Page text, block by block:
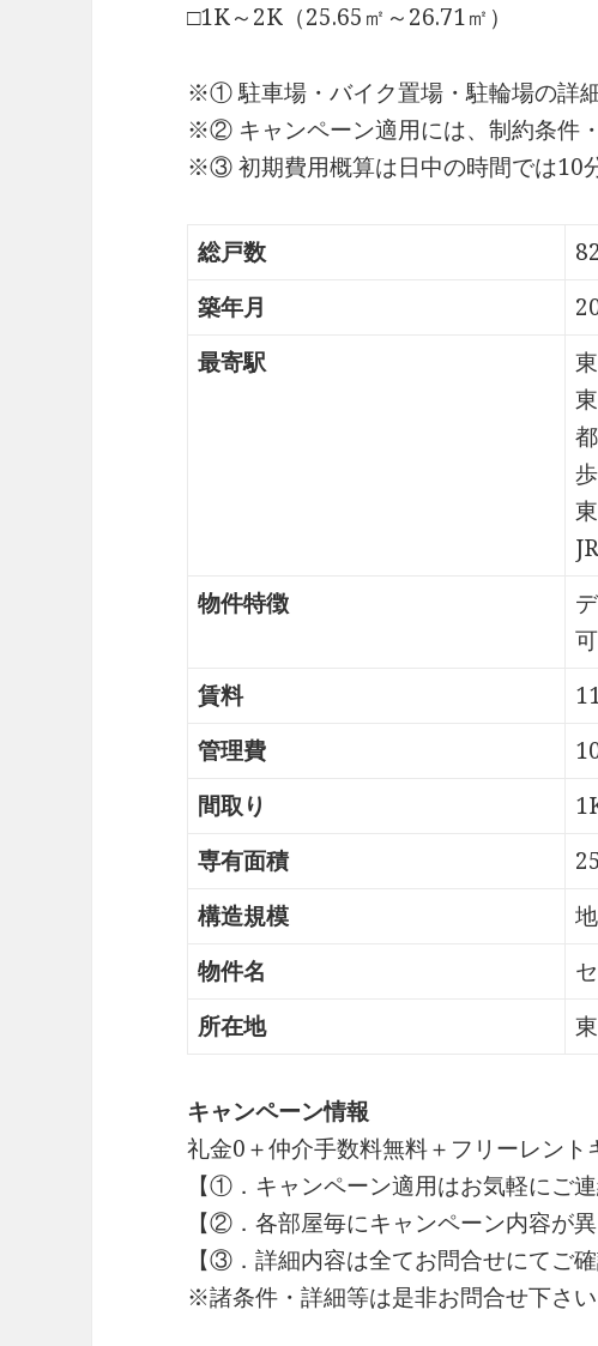
□1K～2K（25.65㎡～26.71㎡）
※① 駐車場・バイク置場・駐輪場の詳
※② キャンペーン適用には、制約条件
※③ 初期費用概算は日中の時間では10
総戸数
築年月
最寄駅
物件特徴
可
賃料
管理費
間取り
専有面積
構造規模
物件名
所在地
キャンペーン情報
礼金0＋仲介手数料無料＋ フリーレント
【①．キャンペーン適用はお気軽にご
【②．各部屋毎にキャンペーン内容が
【③．詳細内容は全てお問合せにてご
※諸条件・詳細等は是非お問合せ下さ